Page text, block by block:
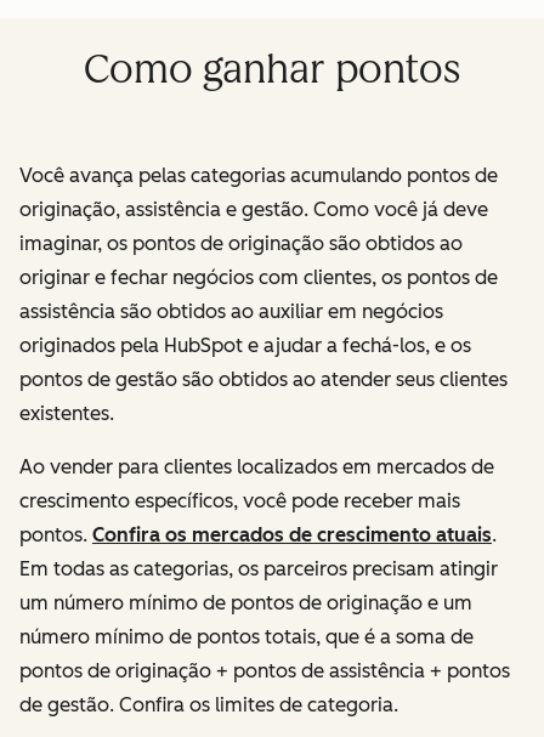
Como ganhar pontos
Você avança pelas categorias acumulando pontos de
originação, assistência e gestão. Como você já deve
imaginar, os pontos de originação são obtidos ao
originar e fechar negócios com clientes, os pontos de
assistência são obtidos ao auxiliar em negócios
originados pela HubSpot e ajudar a fechá-los, e os
pontos de gestão são obtidos ao atender seus clientes
existentes.
Ao vender para clientes localizados em mercados de
crescimento específicos, você pode receber mais
pontos. Confira os mercados de crescimento atuais.
Em todas as categorias, os parceiros precisam atingir
um número mínimo de pontos de originação e um
número mínimo de pontos totais, que é a soma de
pontos de originação + pontos de assistência + pontos
de gestão. Confira os limites de categoria.